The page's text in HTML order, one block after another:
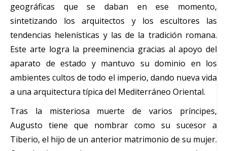
geográficas que se daban en ese momento,
sintetizando los arquitectos y los escultores las
tendencias helenísticas y las de la tradición romana.
Este arte logra la preeminencia gracias al apoyo del
aparato de estado y mantuvo su dominio en los
ambientes cultos de todo el imperio, dando nueva vida
a una arquitectura típica del Mediterráneo Oriental.
Tras la misteriosa muerte de varios príncipes,
Augusto tiene que nombrar como su sucesor a
Tiberio, el hijo de un anterior matrimonio de su mujer.